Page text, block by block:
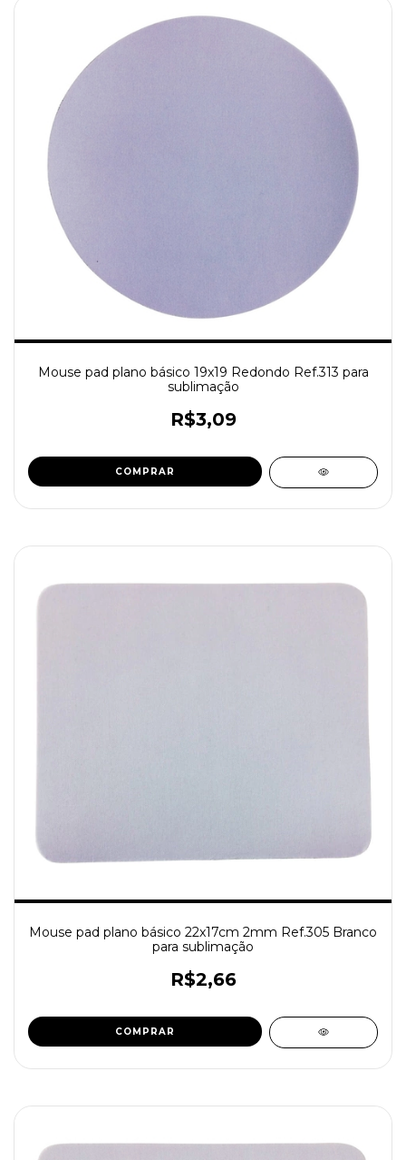
Mouse pad plano básico 19x19 Redondo Ref.313 para
sublimação
R$3,09
Mouse pad plano básico 22x17cm 2mm Ref.305 Branco
para sublimação
R$2,66